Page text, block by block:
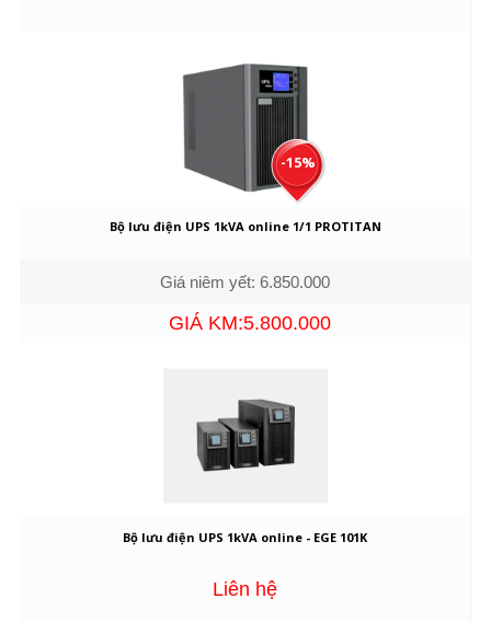
-15%
Bộ lưu điện UPS 1kVA online 1/1 PROTITAN
Giá niêm yết: 6.850.000
GIÁ KM:5.800.000
Bộ lưu điện UPS 1kVA online - EGE 101K
Liên hệ